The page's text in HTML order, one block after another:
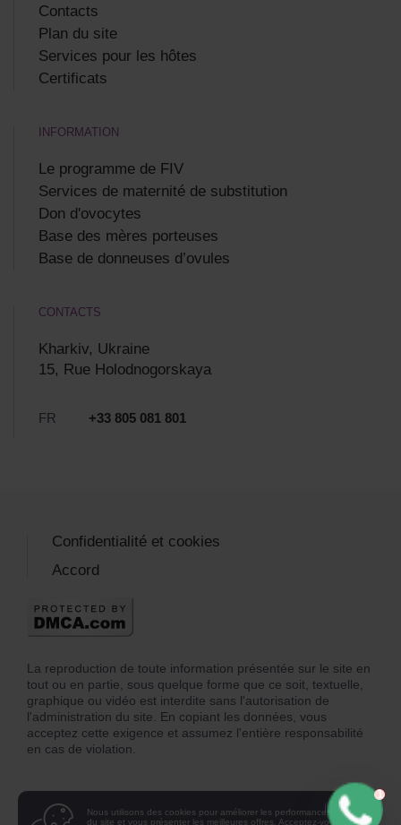
Contacts
Plan du site
Services pour les hôtes
Certificats
INFORMATION
Le programme de FIV
Services de maternité de substitution
Don d'ovocytes
Base des mères porteuses
Base de donneuses d’ovules
CONTACTS
Kharkiv, Ukraine
15, Rue Holodnogorskaya
FR +33 805 081 801
La reproduction de toute information présentée sur le site en
tout ou en partie, sous quelque forme que ce soit, textuelle,
graphique ou vidéo est interdite sans l'autorisation de
l'administration du site. En copiant les données, vous
acceptez cette exigence et assumez l'entière responsabilité
en cas de violation.
Confidentialité et cookies
Accord
Nous utilisons des cookies pour améliorer les performances
du site et vous présenter les meilleures offres. Acceptez-vous